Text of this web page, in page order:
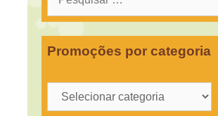
Promoções por categoria
Promoções
por